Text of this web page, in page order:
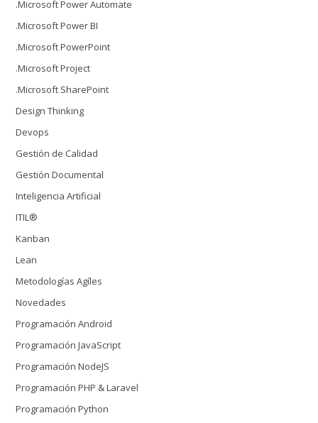
.Microsoft Power Automate
.Microsoft Power BI
.Microsoft PowerPoint
.Microsoft Project
.Microsoft SharePoint
Design Thinking
Devops
Gestión de Calidad
Gestión Documental
Inteligencia Artificial
ITIL®
Kanban
Lean
Metodologías Agíles
Novedades
Programación Android
Programación JavaScript
Programación NodeJS
Programación PHP & Laravel
Programación Python